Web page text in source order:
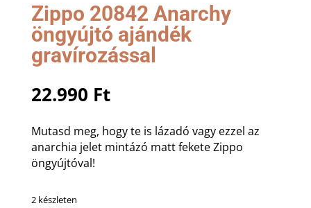
Zippo 20842 Anarchy
öngyújtó ajándék
gravírozással
22.990 Ft
Mutasd meg, hogy te is lázadó vagy ezzel az
anarchia jelet mintázó matt fekete Zippo
öngyújtóval!
2 készleten